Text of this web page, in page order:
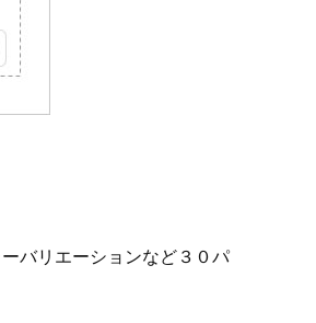
バリエーションなど３０パ